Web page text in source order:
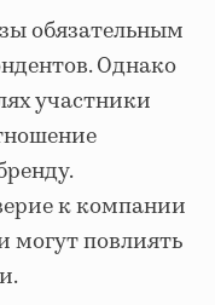
обязательным
Однако
участники
к компании
могут повлиять